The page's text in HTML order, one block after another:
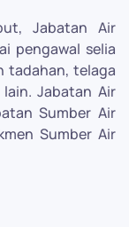
Jabatan Air
pengawal selia
tadahan, telaga
Jabatan Air
Sumber Air
Sumber Air